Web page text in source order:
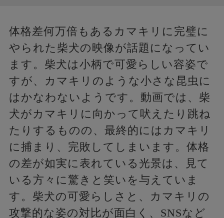
体格差何万倍もあるカマキリに完璧に
やられた柴犬の映像が話題になってい
ます。柴犬は小柄で可愛らしい容姿で
すが、カマキリのような小さな昆虫に
はかなわないようです。動画では、柴
犬がカマキリに向かって吠えたり跳ね
たりするものの、最終的にはカマキリ
に捕まり、完敗してしまいます。体格
の差が如実に表れている光景は、見て
いる方々に驚きと笑いを与えていま
す。柴犬の可愛らしさと、カマキリの
攻撃的な姿の対比が面白く、SNSなど